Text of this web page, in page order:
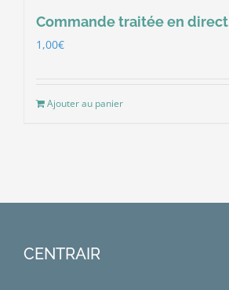
Commande traitée en direct
1,00€
Ajouter au panier
CENTRAIR